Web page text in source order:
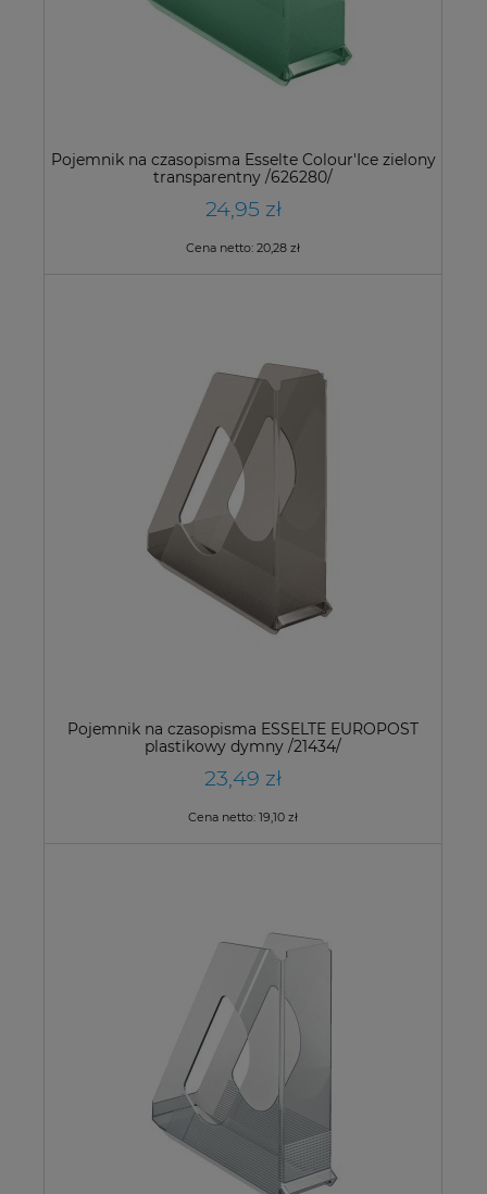
Pojemnik na czasopisma Esselte Colour'Ice zielony
transparentny /626280/
24,95 zł
Cena netto: 20,28 zł
Pojemnik na czasopisma ESSELTE EUROPOST
plastikowy dymny /21434/
23,49 zł
Cena netto: 19,10 zł